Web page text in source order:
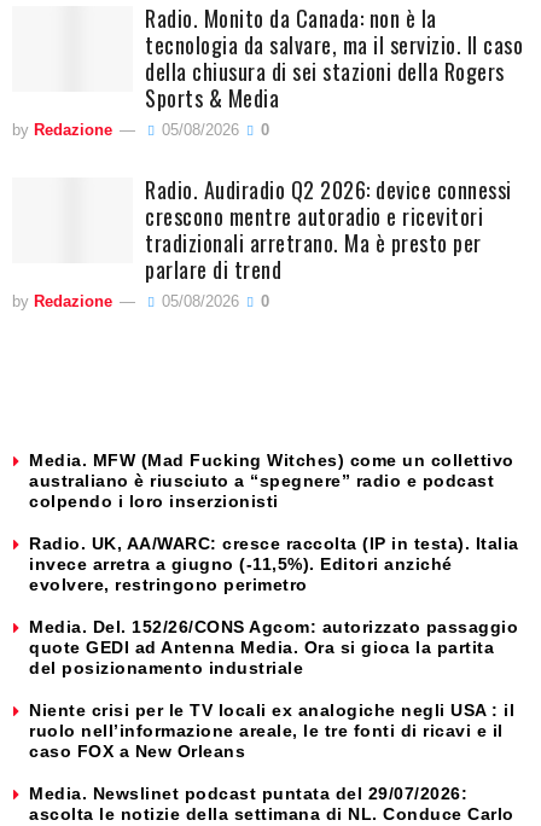
Radio. Monito da Canada: non è la
tecnologia da salvare, ma il servizio. Il caso
della chiusura di sei stazioni della Rogers
Sports & Media
by Redazione 05/08/2026 0
Radio. Audiradio Q2 2026: device connessi
crescono mentre autoradio e ricevitori
tradizionali arretrano. Ma è presto per
parlare di trend
by Redazione 05/08/2026 0
Media. MFW (Mad Fucking Witches) come un collettivo
australiano è riusciuto a “spegnere” radio e podcast
colpendo i loro inserzionisti
Radio. UK, AA/WARC: cresce raccolta (IP in testa). Italia
invece arretra a giugno (-11,5%). Editori anziché
evolvere, restringono perimetro
Media. Del. 152/26/CONS Agcom: autorizzato passaggio
quote GEDI ad Antenna Media. Ora si gioca la partita
del posizionamento industriale
Niente crisi per le TV locali ex analogiche negli USA : il
ruolo nell’informazione areale, le tre fonti di ricavi e il
caso FOX a New Orleans
Media. Newslinet podcast puntata del 29/07/2026:
ascolta le notizie della settimana di NL. Conduce Carlo